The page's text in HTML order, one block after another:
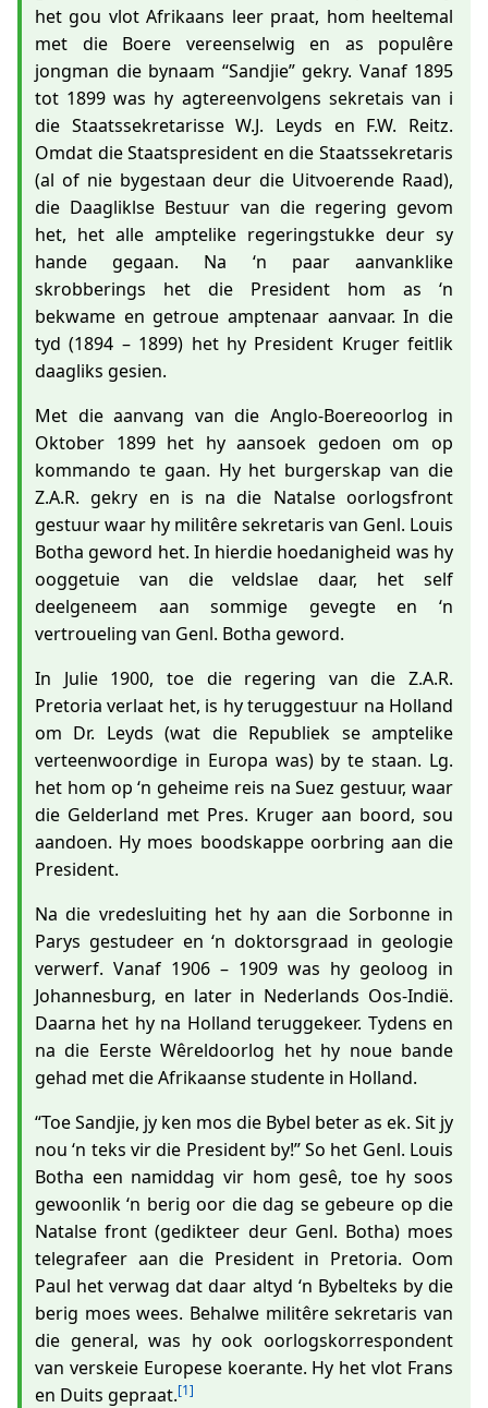
het gou vlot Afrikaans leer praat, hom heeltemal
met die Boere vereenselwig en as populêre
jongman die bynaam “Sandjie” gekry. Vanaf 1895
tot 1899 was hy agtereenvolgens sekretais van i
die Staatssekretarisse W.J. Leyds en F.W. Reitz.
Omdat die Staatspresident en die Staatssekretaris
(al of nie bygestaan deur die Uitvoerende Raad),
die Daagliklse Bestuur van die regering gevom
het, het alle amptelike regeringstukke deur sy
hande gegaan. Na ‘n paar aanvanklike
skrobberings het die President hom as ‘n
bekwame en getroue amptenaar aanvaar. In die
tyd (1894 – 1899) het hy President Kruger feitlik
daagliks gesien.
Met die aanvang van die Anglo-Boereoorlog in
Oktober 1899 het hy aansoek gedoen om op
kommando te gaan. Hy het burgerskap van die
Z.A.R. gekry en is na die Natalse oorlogsfront
gestuur waar hy militêre sekretaris van Genl. Louis
Botha geword het. In hierdie hoedanigheid was hy
ooggetuie van die veldslae daar, het self
deelgeneem aan sommige gevegte en ‘n
vertroueling van Genl. Botha geword.
In Julie 1900, toe die regering van die Z.A.R.
Pretoria verlaat het, is hy teruggestuur na Holland
om Dr. Leyds (wat die Republiek se amptelike
verteenwoordige in Europa was) by te staan. Lg.
het hom op ‘n geheime reis na Suez gestuur, waar
die Gelderland met Pres. Kruger aan boord, sou
aandoen. Hy moes boodskappe oorbring aan die
President.
Na die vredesluiting het hy aan die Sorbonne in
Parys gestudeer en ‘n doktorsgraad in geologie
verwerf. Vanaf 1906 – 1909 was hy geoloog in
Johannesburg, en later in Nederlands Oos-Indië.
Daarna het hy na Holland teruggekeer. Tydens en
na die Eerste Wêreldoorlog het hy noue bande
gehad met die Afrikaanse studente in Holland.
“Toe Sandjie, jy ken mos die Bybel beter as ek. Sit jy
nou ‘n teks vir die President by!” So het Genl. Louis
Botha een namiddag vir hom gesê, toe hy soos
gewoonlik ‘n berig oor die dag se gebeure op die
Natalse front (gedikteer deur Genl. Botha) moes
telegrafeer aan die President in Pretoria. Oom
Paul het verwag dat daar altyd ‘n Bybelteks by die
berig moes wees. Behalwe militêre sekretaris van
die general, was hy ook oorlogskorrespondent
van verskeie Europese koerante. Hy het vlot Frans
en Duits gepraat.[1]